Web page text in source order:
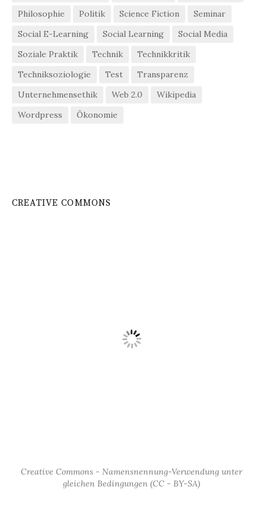
Philosophie
Politik Science Fiction
Seminar
Social E-Learning
Social Learning
Social Media
Soziale Praktik
Technik
Technikkritik
Techniksoziologie
Test
Transparenz
Unternehmensethik
Web 2.0
Wikipedia
Wordpress
Ökonomie
CREATIVE COMMONS
Creative Commons - Namensnennung-Verwendung unter
gleichen Bedingungen (CC - BY-SA)